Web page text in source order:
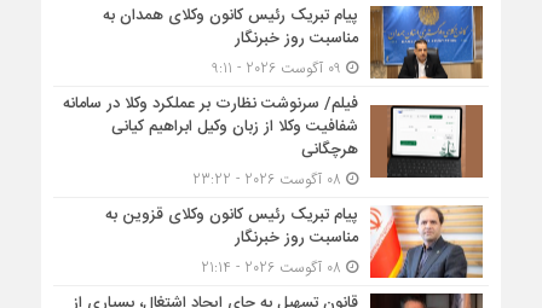
پیام تبریک رئیس کانون وکلای همدان به
مناسبت روز خبرنگار
فیلم/ سرنوشت نظارت بر عملکرد وکلا در سامانه
شفافیت وکلا از زبان وکیل ابراهیم کیانی
هرچگانی
پیام تبریک رئیس کانون وکلای قزوین به
مناسبت روز خبرنگار